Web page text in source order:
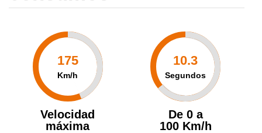
175
Km/h
Velocidad
máxima
10.3
Segundos
De 0 a
100 Km/h